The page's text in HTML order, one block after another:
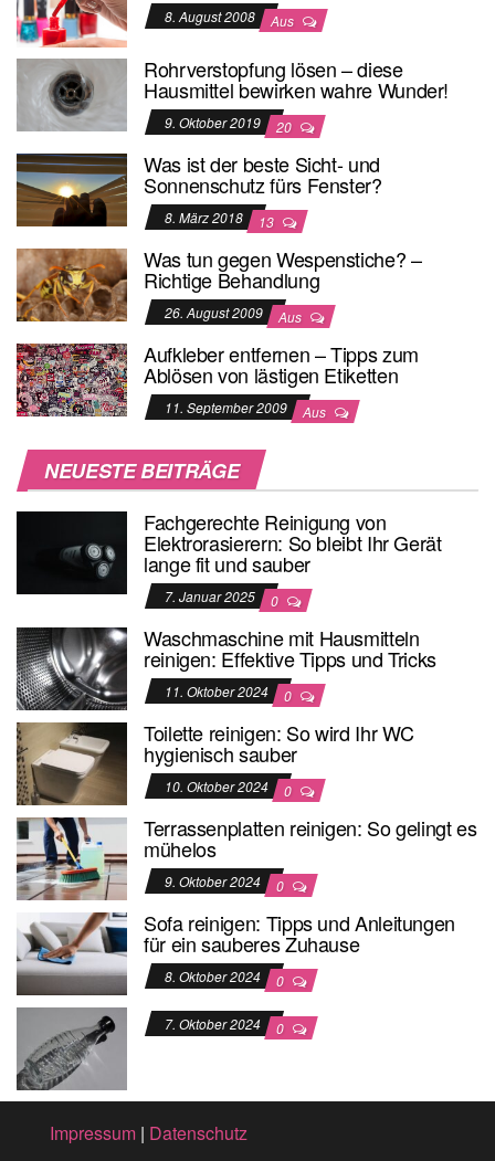
8. August 2008 Aus
Rohrverstopfung lösen – diese
Hausmittel bewirken wahre Wunder!
9. Oktober 2019 20
Was ist der beste Sicht- und
Sonnenschutz fürs Fenster?
8. März 2018 13
Was tun gegen Wespenstiche? –
Richtige Behandlung
26. August 2009 Aus
Aufkleber entfernen – Tipps zum
Ablösen von lästigen Etiketten
11. September 2009 Aus
NEUESTE BEITRÄGE
Fachgerechte Reinigung von
Elektrorasierern: So bleibt Ihr Gerät
lange fit und sauber
7. Januar 2025 0
Waschmaschine mit Hausmitteln
reinigen: Effektive Tipps und Tricks
11. Oktober 2024 0
Toilette reinigen: So wird Ihr WC
hygienisch sauber
10. Oktober 2024 0
Terrassenplatten reinigen: So gelingt es
mühelos
9. Oktober 2024 0
Sofa reinigen: Tipps und Anleitungen
für ein sauberes Zuhause
8. Oktober 2024 0
7. Oktober 2024 0
Impressum | Datenschutz